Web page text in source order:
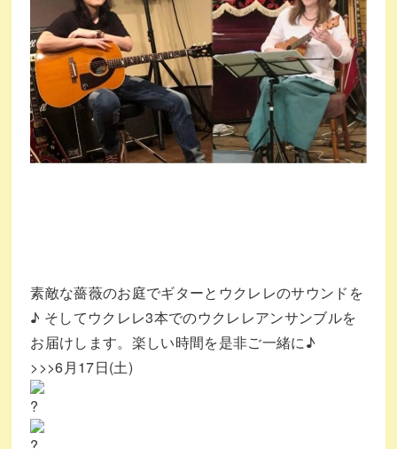
素敵な薔薇のお庭でギターとウクレレのサウンドを
♪ そしてウクレレ3本でのウクレレアンサンブルを
お届けします。楽しい時間を是非ご一緒に♪
>>>6月17日(土)